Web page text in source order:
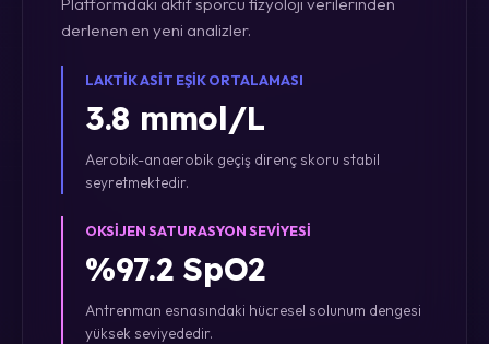
derlenen en yeni analizler.
LAKTIK ASIT EŞIK ORTALAMASI
3.8 mmol/L
Aerobik-anaerobik geçiş direnç skoru stabil
seyretmektedir.
OKSIJEN SATURASYON SEVIYESI
%97.2 SpO2
Antrenman esnasındaki hücresel solunum dengesi
yüksek seviyededir.